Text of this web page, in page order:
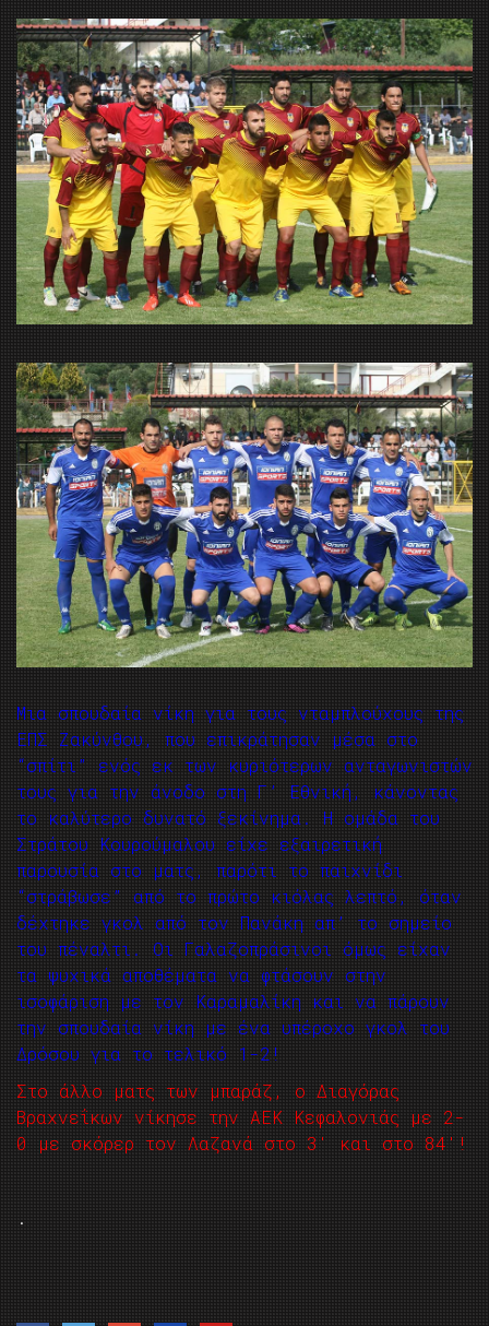
Μια σπουδαία νίκη για τους νταμπλούχους της
ΕΠΣ Ζακύνθου, που επικράτησαν μέσα στο
“σπίτι” ενός εκ των κυριότερων ανταγωνιστών
τους για την άνοδο στη Γ’ Εθνική, κάνοντας
το καλύτερο δυνατό ξεκίνημα. Η ομάδα του
Στράτου Κουρούμαλου είχε εξαιρετική
παρουσία στο ματς, παρότι το παιχνίδι
“στράβωσε” από το πρώτο κιόλας λεπτό, όταν
δέχτηκε γκολ από τον Πανάκη απ’ το σημείο
του πέναλτι. Οι Γαλαζοπράσινοι όμως είχαν
τα ψυχικά αποθέματα να φτάσουν στην
ισοφάριση με τον Καραμαλίκη και να πάρουν
την σπουδαία νίκη με ένα υπέροχο γκολ του
Δρόσου για το τελικό 1-2!
Στο άλλο ματς των μπαράζ, ο Διαγόρας
Βραχνεΐκων νίκησε την ΑΕΚ Κεφαλονιάς με 2-
0 με σκόρερ τον Λαζανά στο 3′ και στο 84′!
.